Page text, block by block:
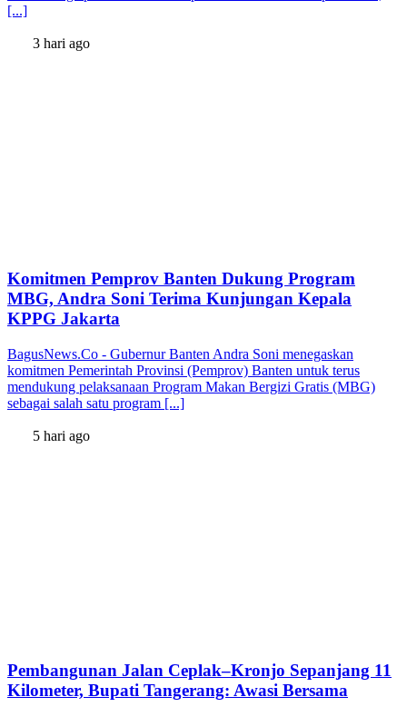
[...]
3 hari ago
Komitmen Pemprov Banten Dukung Program
MBG, Andra Soni Terima Kunjungan Kepala
KPPG Jakarta
BagusNews.Co - Gubernur Banten Andra Soni menegaskan
komitmen Pemerintah Provinsi (Pemprov) Banten untuk terus
mendukung pelaksanaan Program Makan Bergizi Gratis (MBG)
sebagai salah satu program [...]
5 hari ago
Pembangunan Jalan Ceplak–Kronjo Sepanjang 11
Kilometer, Bupati Tangerang: Awasi Bersama